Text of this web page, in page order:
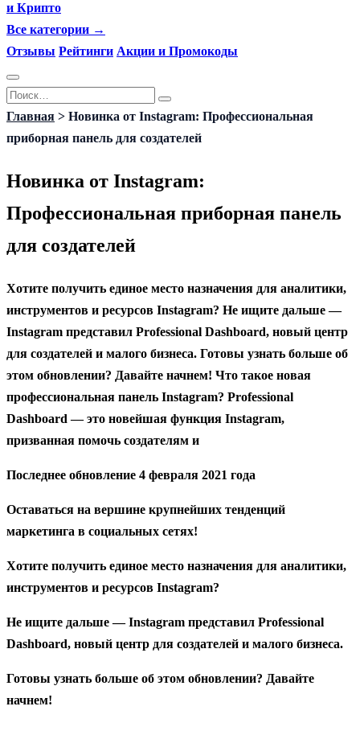
и Крипто
Все категории →
Отзывы Рейтинги Акции и Промокоды
Перейти
к
содержанию
Search
for:
Главная > Новинка от Instagram: Профессиональная
приборная панель для создателей
Новинка от Instagram:
Профессиональная приборная панель
для создателей
Хотите получить единое место назначения для аналитики,
инструментов и ресурсов Instagram? Не ищите дальше —
Instagram представил Professional Dashboard, новый центр
для создателей и малого бизнеса. Готовы узнать больше об
этом обновлении? Давайте начнем! Что такое новая
профессиональная панель Instagram? Professional
Dashboard — это новейшая функция Instagram,
призванная помочь создателям и
Последнее обновление 4 февраля 2021 года
Оставаться на вершине крупнейших тенденций
маркетинга в социальных сетях!
Хотите получить единое место назначения для аналитики,
инструментов и ресурсов Instagram?
Не ищите дальше — Instagram представил Professional
Dashboard, новый центр для создателей и малого бизнеса.
Готовы узнать больше об этом обновлении? Давайте
начнем!